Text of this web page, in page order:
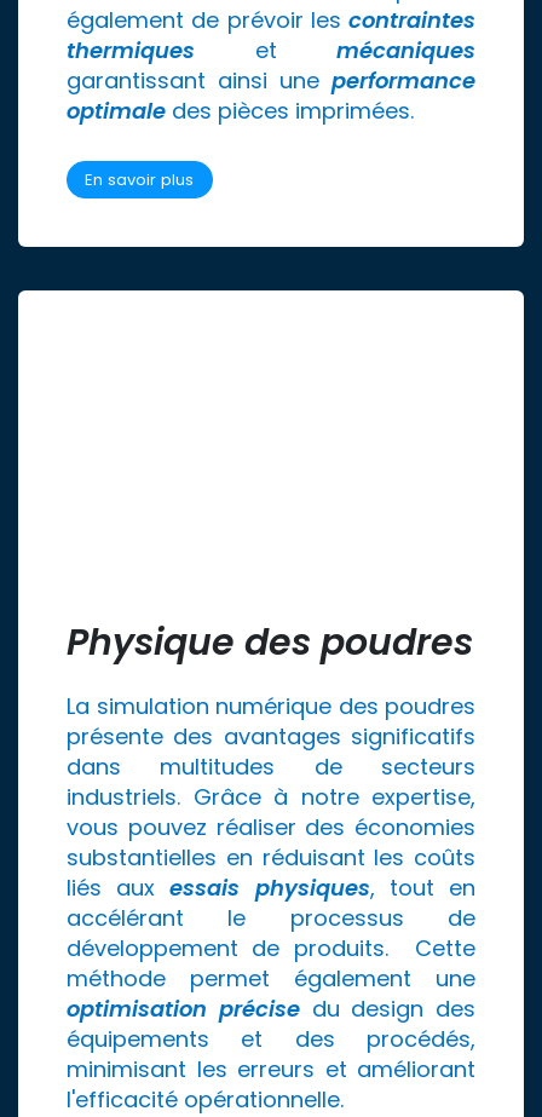
également de prévoir les contraintes
thermiques et mécaniques
garantissant ainsi une performance
optimale des pièces imprimées.
En savoir plus
Physique des poudres
La simulation numérique des poudres
présente des avantages significatifs
dans multitudes de secteurs
industriels. Grâce à notre expertise,
vous pouvez réaliser des économies
substantielles en réduisant les coûts
liés auxessais physiques, tout en
accélérant le processus de
développement de produits. Cette
méthode permet également une
optimisation précisedu design des
équipements et des procédés,
minimisant les erreurs et améliorant
l'efficacité opérationnelle.